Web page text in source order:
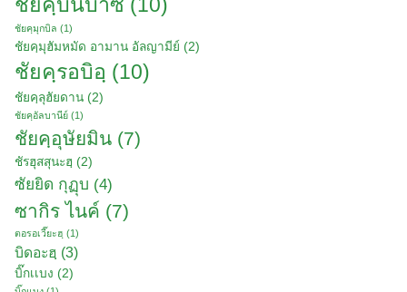
ชัยคฺมุกบิล (1)
ชัยคฺมุฮัมหมัด อามาน อัลญามีย์ (2)
ชัยคฺรอบิอฺ (10)
ชัยคฺลุฮัยดาน (2)
ชัยคฺอัลบานีย์ (1)
ชัยคฺอุษัยมิน (7)
ชัรฮุสสุนะฮฺ (2)
ซัยยิด กุฏุบ (4)
ซากิร ไนค์ (7)
ตอรอเวี๊ยะฮฺ (1)
บิดอะฮฺ (3)
บิ๊กเเบง (2)